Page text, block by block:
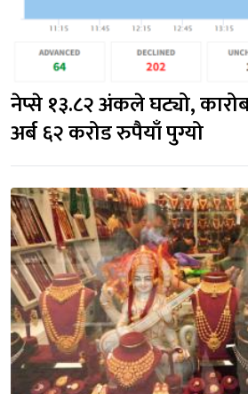
नेप्से १३.८२ अंकले घट्यो,
अर्ब ६२ करोड रुपैयाँ पुग्यो